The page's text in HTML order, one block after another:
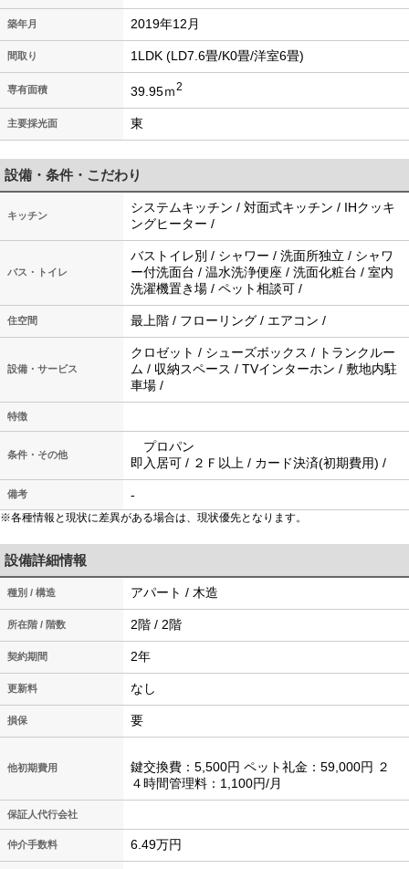
築年月 2019年12月
間取り 1LDK (LD7.6畳/K0畳/洋室6畳)
専有面積 39.95ｍ2
主要採光面 東
設備・条件・こだわり
キッチン
システムキッチン / 対面式キッチン / IHクッキ
ングヒーター /
バス・トイレ
バストイレ別 / シャワー / 洗面所独立 / シャワ
ー付洗面台 / 温水洗浄便座 / 洗面化粧台 / 室内
洗濯機置き場 / ペット相談可 /
住空間 最上階 / フローリング / エアコン /
設備・サービス
クロゼット / シューズボックス / トランクルー
ム / 収納スペース / TVインターホン / 敷地内駐
車場 /
特徴
条件・その他
プロパン
即入居可 / ２Ｆ以上 / カード決済(初期費用) /
備考 -
※各種情報と現状に差異がある場合は、現状優先となります。
設備詳細情報
種別 / 構造 アパート / 木造
所在階 / 階数 2階 / 2階
契約期間 2年
更新料 なし
損保 要
他初期費用
鍵交換費：5,500円 ペット礼金：59,000円 ２
４時間管理料：1,100円/月
保証人代行会社
仲介手数料 6.49万円